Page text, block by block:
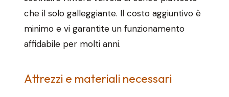
che il solo galleggiante. Il costo aggiuntivo è
minimo e vi garantite un funzionamento
affidabile per molti anni.
Attrezzi e materiali necessari